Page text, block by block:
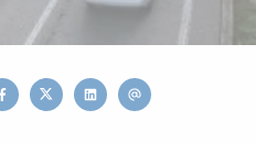
Facebook
TwitterLinkedinEmail